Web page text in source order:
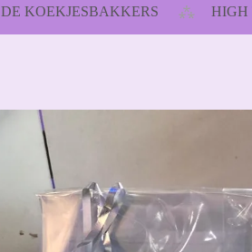
DE KOEKJESBAKKERS
HIGH